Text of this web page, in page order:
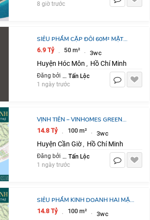
8 giờ trước
SIÊU PHẨM CẶP ĐÔI 60M² MẶT
TIỀN 6M – ĐỐI DIỆN LÀNG THỜI
TRANG VINHOEMS HÓC MÔN
6.9 Tỷ · 50 m² · 3wc
Huyện Hóc Môn , Hồ Chí Minh
Đăng bởi Nguyễn Tấn Lộc
1 ngày trước
VỊNH TIÊN – VINHOMES GREEN
PARADISE CẦN GIỜ CƠ HỘI SỞ
HỮU CĂN ĐẸP NGHỈ DƯỠNG & ĐẦU
TƯ TẠI PHÂN KHU
14.8 Tỷ · 100 m² · 3wc
Huyện Cần Giờ , Hồ Chí Minh
Đăng bởi Nguyễn Tấn Lộc
1 ngày trước
SIÊU PHẨM KINH DOANH HAI MẶT
TIỀN TẠI VINHOMES PARADISE CẦN
14.8 Tỷ · 100 m² · 3wc